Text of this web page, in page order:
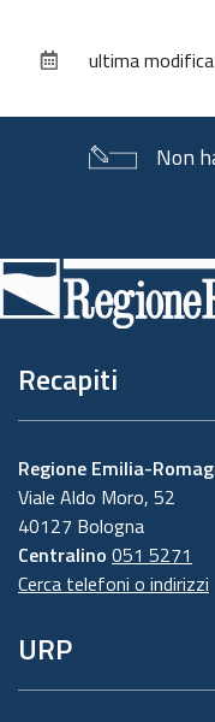
documentoultima modifica
Non
di
pagina
Recapiti
Regione Emilia-
Viale Aldo Moro, 52
40127 Bologna
Centralino 051 5271
Cerca telefoni o indirizzi
URP